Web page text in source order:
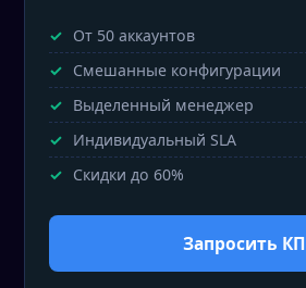
От 50 аккаунтов
Смешанные конфигурации
Выделенный менеджер
Индивидуальный SLA
Скидки до 60%
Запросить КП